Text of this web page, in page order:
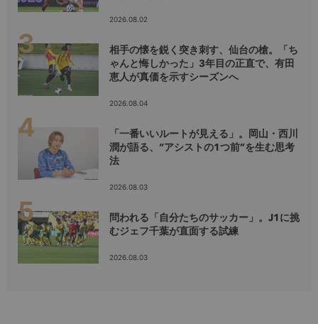
2026.08.02
相手の懐を鋭く突き刺す、仙台の槍。「ち
ゃんと悔しかった」3年目の正直で、有田
恵人が真価を示すシーズンへ
2026.08.04
「一番いいルートが見える」。岡山・西川
潤が語る、“アシストの1つ前”を生む思考
法
2026.08.03
問われる「自分たちのサッカー」。J1に挑
むジェフ千葉が直面する試練
2026.08.03